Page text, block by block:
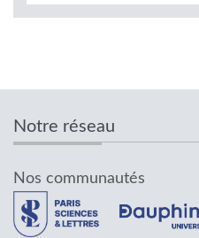
Notre réseau
Nos communautés